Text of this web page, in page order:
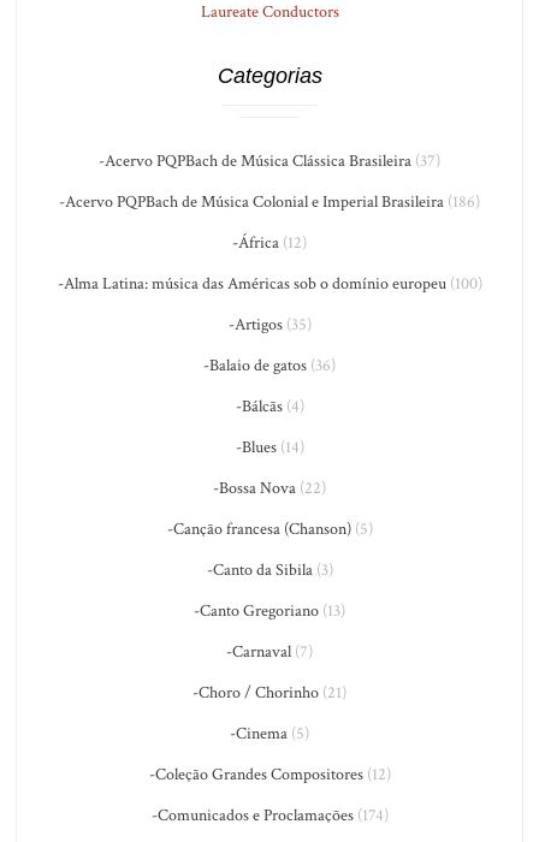
Laureate Conductors
Categorias
-Acervo PQPBach de Música Clássica Brasileira (37)
-Acervo PQPBach de Música Colonial e Imperial Brasileira (186)
-África (12)
-Alma Latina: música das Américas sob o domínio europeu(100)
-Artigos(35)
-Balaio de gatos (36)
-Bálcãs(4)
-Blues(14)
-Bossa Nova (22)
-Canção francesa (Chanson)(5)
-Canto da Sibila(3)
-Canto Gregoriano (13)
-Carnaval (7)
-Choro / Chorinho (21)
-Cinema (5)
-Coleção Grandes Compositores(12)
-Comunicados e Proclamações(174)